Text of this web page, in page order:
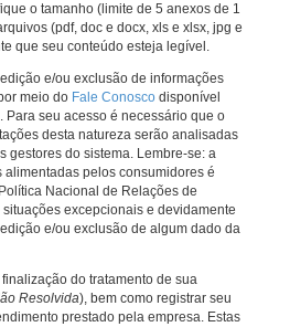
o tamanho (limite de 5 anexos de 1
(pdf, doc e docx, xls e xlsx, jpg e
que seu conteúdo esteja legível.
e/ou exclusão de informações
meio do Fale Conosco disponível
Para seu acesso é necessário que o
desta natureza serão analisadas
gestores do sistema. Lembre-se: a
pelos consumidores é
Nacional de Relações de
excepcionais e devidamente
e/ou exclusão de algum dado da
do tratamento de sua
Resolvida), bem como registrar seu
prestado pela empresa. Estas